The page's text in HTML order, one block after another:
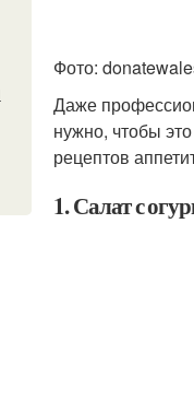
Фото:
Даже
нужно, чтобы
рецептов
1. Салат с